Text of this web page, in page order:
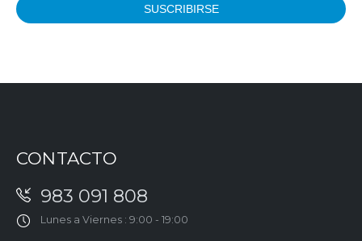
CONTACTO
983 091 808
Lunes a Viernes : 9:00 - 19:00